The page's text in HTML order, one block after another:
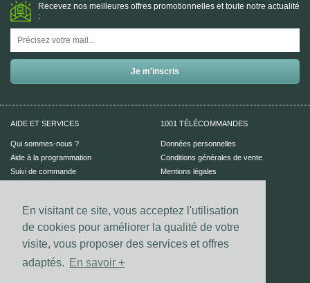
En visitant ce site, vous acceptez l'utilisation
de cookies pour améliorer la qualité de votre
visite, vous proposer des services et offres
adaptés.
En savoir +
Recevez nos meilleures offres promotionnelles et toute notre actualité
:
AIDE ET SERVICES
Qui sommes-nous ?
Aide à la programmation
Suivi de commande
1001 TÉLÉCOMMANDES
Données personnelles
Conditions générales de vente
Mentions légales
Vos coordonnées bancaires sont
UN CONSEIL ?
Nous contacter